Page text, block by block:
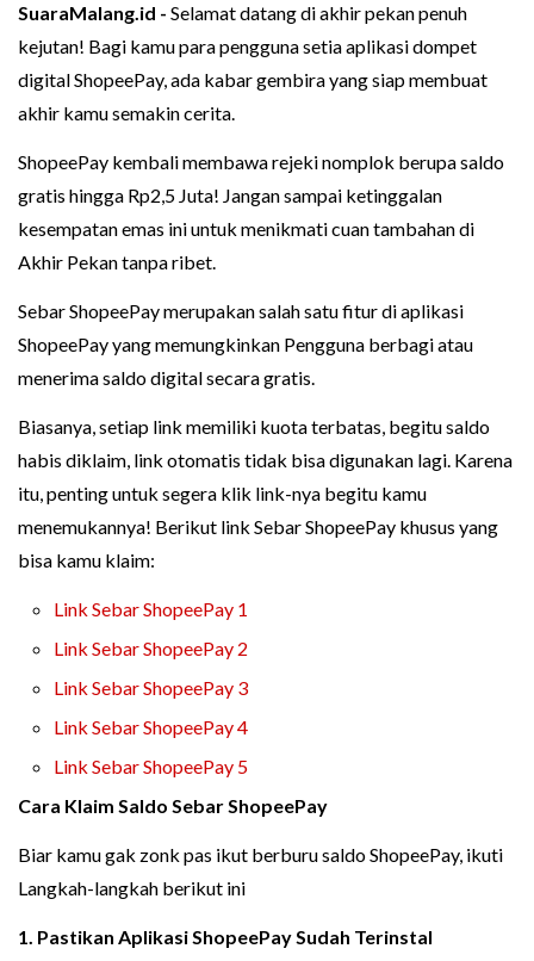
SuaraMalang.id - Selamat datang di akhir pekan penuh
kejutan! Bagi kamu para pengguna setia aplikasi dompet
digital ShopeePay, ada kabar gembira yang siap membuat
akhir kamu semakin cerita.
ShopeePay kembali membawa rejeki nomplok berupa saldo
gratis hingga Rp2,5 Juta! Jangan sampai ketinggalan
kesempatan emas ini untuk menikmati cuan tambahan di
Akhir Pekan tanpa ribet.
Sebar ShopeePay merupakan salah satu fitur di aplikasi
ShopeePay yang memungkinkan Pengguna berbagi atau
menerima saldo digital secara gratis.
Biasanya, setiap link memiliki kuota terbatas, begitu saldo
habis diklaim, link otomatis tidak bisa digunakan lagi. Karena
itu, penting untuk segera klik link-nya begitu kamu
menemukannya! Berikut link Sebar ShopeePay khusus yang
bisa kamu klaim:
Link Sebar ShopeePay 1
Link Sebar ShopeePay 2
Link Sebar ShopeePay 3
Link Sebar ShopeePay 4
Link Sebar ShopeePay 5
Cara Klaim Saldo Sebar ShopeePay
Biar kamu gak zonk pas ikut berburu saldo ShopeePay, ikuti
Langkah-langkah berikut ini
1. Pastikan Aplikasi ShopeePay Sudah Terinstal